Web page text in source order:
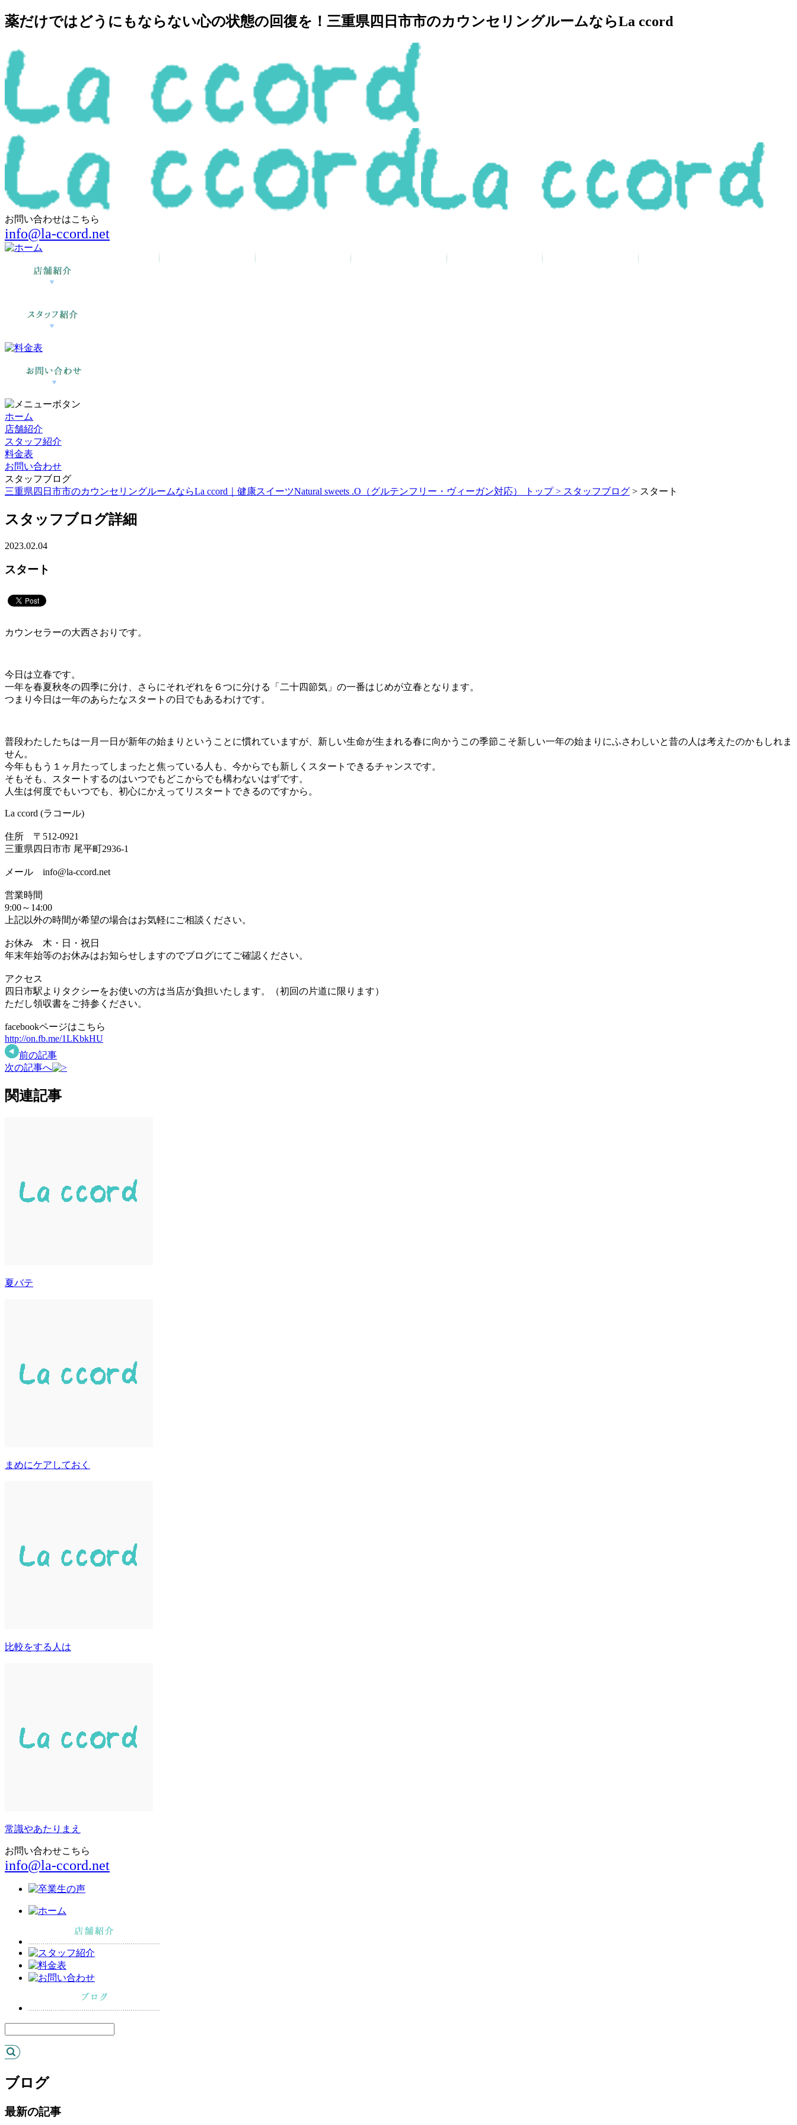
薬だけではどうにもならない心の状態の回復を！三重県四日市市のカウンセリングルームならLa ccord
お問い合わせはこちら
info@la-ccord.net
ホーム
店舗紹介
スタッフ紹介
料金表
お問い合わせ
スタッフブログ
三重県四日市市のカウンセリングルームならLa ccord｜健康スイーツNatural sweets .O（グルテンフリー・ヴィーガン対応） トップ > スタッフブログ > スタート
スタッフブログ詳細
2023.02.04
スタート
カウンセラーの大西さおりです。
今日は立春です。
一年を春夏秋冬の四季に分け、さらにそれぞれを６つに分ける「二十四節気」の一番はじめが立春となります。
つまり今日は一年のあらたなスタートの日でもあるわけです。
普段わたしたちは一月一日が新年の始まりということに慣れていますが、新しい生命が生まれる春に向かうこの季節こそ新しい一年の始まりにふさわしいと昔の人は考えたのかもしれま
せん。
今年ももう１ヶ月たってしまったと焦っている人も、今からでも新しくスタートできるチャンスです。
そもそも、スタートするのはいつでもどこからでも構わないはずです。
人生は何度でもいつでも、初心にかえってリスタートできるのですから。
La ccord (ラコール)
住所 〒512-0921
三重県四日市市 尾平町2936-1
メール info@la-ccord.net
営業時間
9:00～14:00
上記以外の時間が希望の場合はお気軽にご相談ください。
お休み 木・日・祝日
年末年始等のお休みはお知らせしますのでブログにてご確認ください。
アクセス
四日市駅よりタクシーをお使いの方は当店が負担いたします。（初回の片道に限ります）
ただし領収書をご持参ください。
facebookページはこちら
http://on.fb.me/1LKbkHU
前の記事
次の記事へ
関連記事
夏バテ
まめにケアしておく
比較をする人は
常識やあたりまえ
お問い合わせこちら
info@la-ccord.net
ブログ
最新の記事